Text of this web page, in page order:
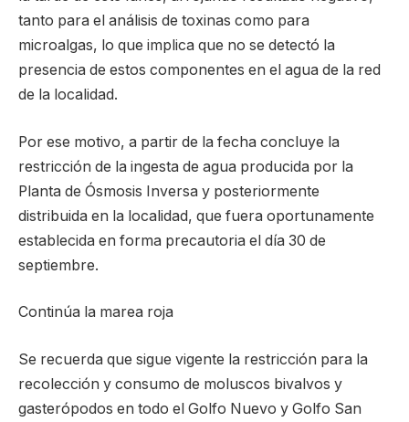
tanto para el análisis de toxinas como para
microalgas, lo que implica que no se detectó la
presencia de estos componentes en el agua de la red
de la localidad.
Por ese motivo, a partir de la fecha concluye la
restricción de la ingesta de agua producida por la
Planta de Ósmosis Inversa y posteriormente
distribuida en la localidad, que fuera oportunamente
establecida en forma precautoria el día 30 de
septiembre.
Continúa la marea roja
Se recuerda que sigue vigente la restricción para la
recolección y consumo de moluscos bivalvos y
gasterópodos en todo el Golfo Nuevo y Golfo San